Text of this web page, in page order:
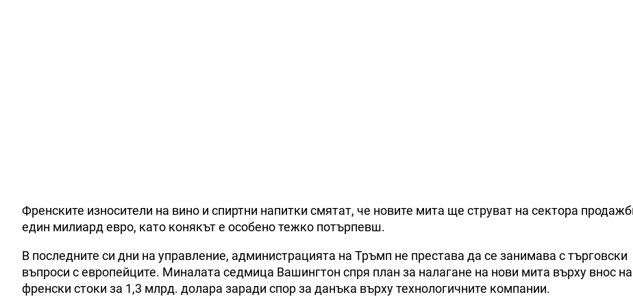
Френските износители на вино и спиртни напитки смятат, че новите мита ще струват на сектора
един милиард евро, като конякът е особено тежко потърпевш.
В последните си дни на управление, администрацията на Тръмп не престава да се занимава с търговски
въпроси с европейците. Миналата седмица Вашингтон спря план за налагане на нови мита върху внос на
френски стоки за 1,3 млрд. долара заради спор за данъка върху технологичните компании.